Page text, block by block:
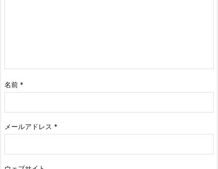
名前 *
メールアドレス *